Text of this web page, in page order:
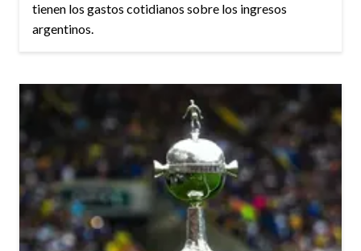
tienen los gastos cotidianos sobre los ingresos
argentinos.